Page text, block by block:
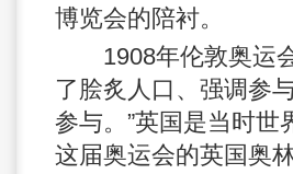
博览会的陪衬。
1908年伦敦奥运会
了脍炙人口、强调参
参与。”英国是当时
这届奥运会的英国奥